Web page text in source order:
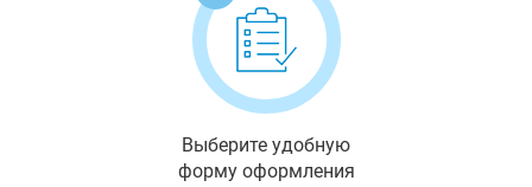
Выберите удобную
форму оформления